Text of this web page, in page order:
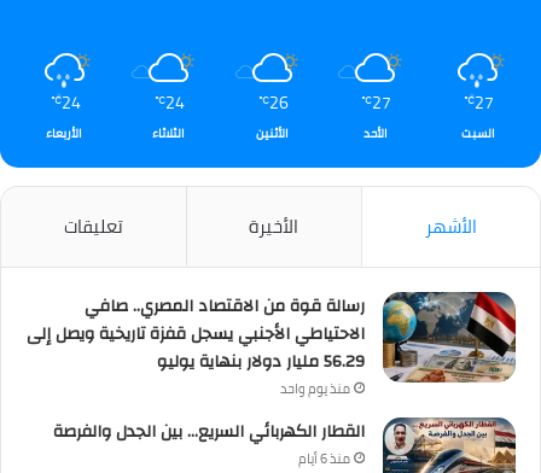
27
℃
السبت
27
℃
الأحد
26
℃
الأثنين
24
℃
الثلاثاء
24
℃
الأربعاء
الأشهر الأخيرة تعليقات
رسالة قوة من الاقتصاد المصري.. صافي
الاحتياطي الأجنبي يسجل قفزة تاريخية ويصل إلى
56.29 مليار دولار بنهاية يوليو
منذ يوم واحد
القطار الكهربائي السريع… بين الجدل والفرصة
منذ 6 أيام